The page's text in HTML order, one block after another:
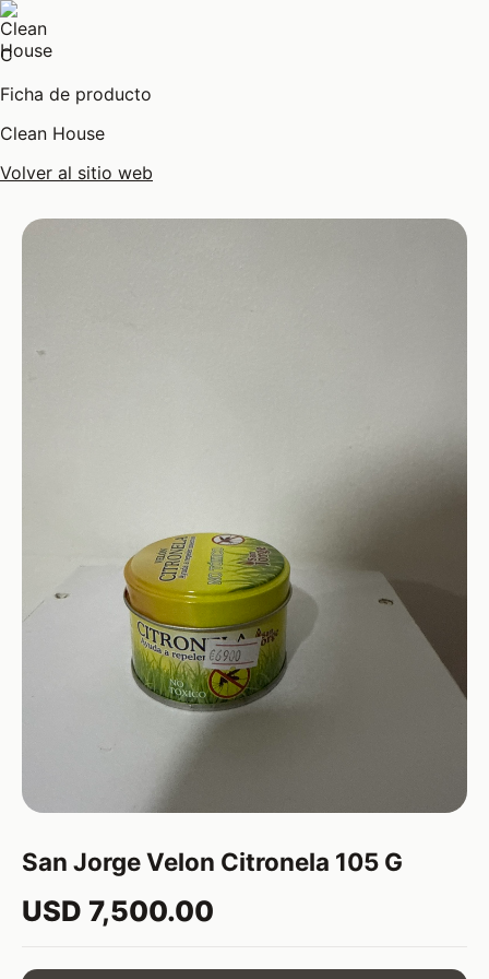
C
Ficha de producto
Clean House
Volver al sitio web
San Jorge Velon Citronela 105 G
USD 7,500.00